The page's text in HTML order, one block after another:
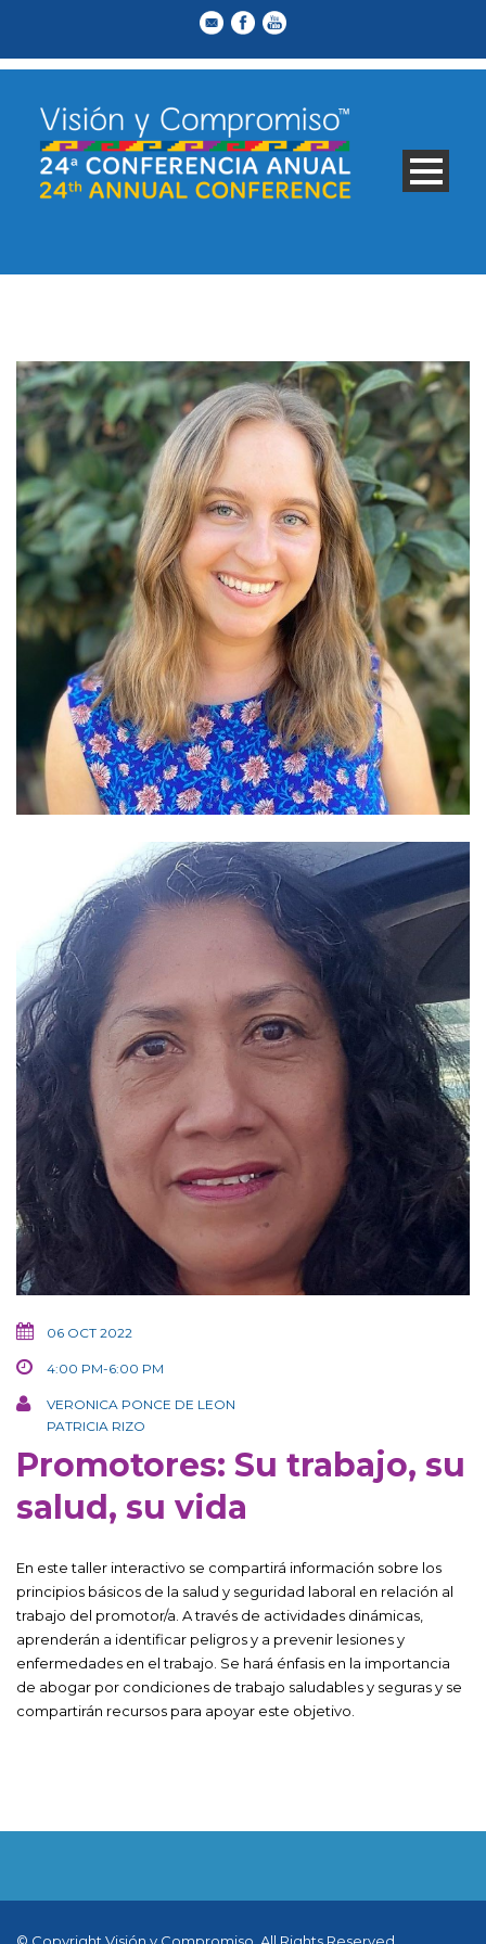
06 OCT 2022
4:00 PM-6:00 PM
VERONICA PONCE DE LEON
PATRICIA RIZO
Promotores: Su trabajo, su
salud, su vida
En este taller interactivo se compartirá información sobre los
principios básicos de la salud y seguridad laboral en relación al
trabajo del promotor/a. A través de actividades dinámicas,
aprenderán a identificar peligros y a prevenir lesiones y
enfermedades en el trabajo. Se hará énfasis en la importancia
de abogar por condiciones de trabajo saludables y seguras y se
compartirán recursos para apoyar este objetivo.
© Copyright Visión y Compromiso, All Rights Reserved